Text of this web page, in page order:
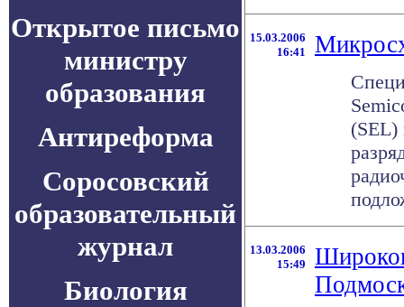
Открытое письмо
министру
образования
Антиреформа
Соросовский
образовательный
журнал
Биология
15.03.2006
16:41
(SEL)
13.03.2006
15:49